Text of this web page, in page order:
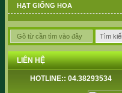
HẠT GIỐNG HOA
LIÊN HỆ
HOTLINE:: 04.38293534